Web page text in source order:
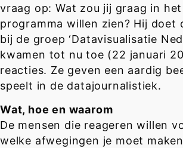
vraag op: Wat zou jij graag in
programma willen zien? Hij doet
bij de groep ‘Datavisualisatie
kwamen tot nu toe (22 januari
reacties. Ze geven een aardig
speelt in de datajournalistiek.
Wat, hoe en waarom
De mensen die reageren willen
welke afwegingen je moet